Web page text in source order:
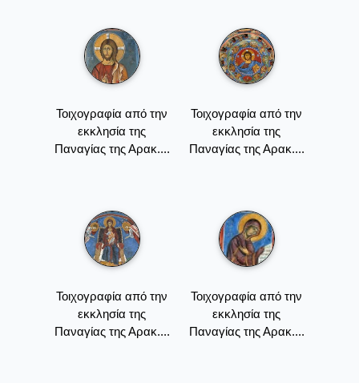
Τοιχογραφία από την
εκκλησία της
Παναγίας της Αρακ....
Τοιχογραφία από την
εκκλησία της
Παναγίας της Αρακ....
Τοιχογραφία από την
εκκλησία της
Παναγίας της Αρακ....
Τοιχογραφία από την
εκκλησία της
Παναγίας της Αρακ....